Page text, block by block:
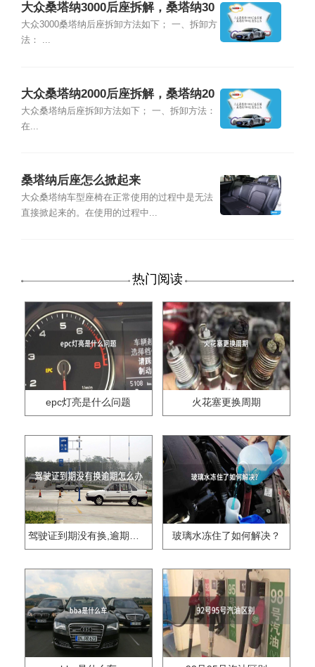
大众桑塔纳3000后座拆解，桑塔纳30
00后座怎么拆
大众3000桑塔纳后座拆卸方法如下； 一、拆卸方
法： ...
大众桑塔纳2000后座拆解，桑塔纳20
00后座怎么拆
大众桑塔纳后座拆卸方法如下； 一、拆卸方法：
在...
桑塔纳后座怎么掀起来
大众桑塔纳车型座椅在正常使用的过程中是无法
直接掀起来的。在使用的过程中...
热门阅读
epc灯亮是什么问题 火花塞更换周期
驾驶证到期没有换,逾期怎么办?? 玻璃水冻住了如何解决？